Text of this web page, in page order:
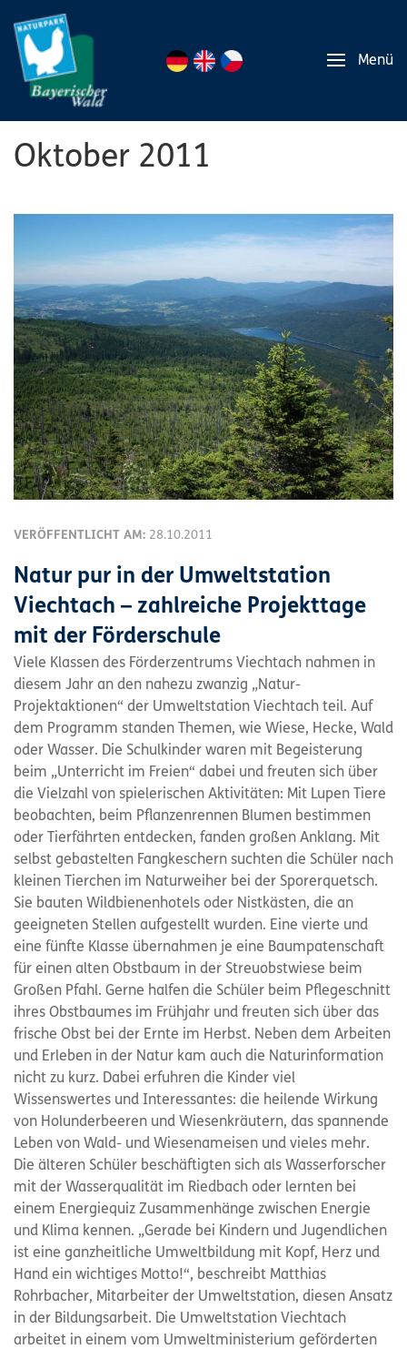
Menü
Oktober 2011
VERÖFFENTLICHT AM: 28.10.2011
Natur pur in der Umweltstation
Viechtach – zahlreiche Projekttage
mit der Förderschule
Viele Klassen des Förderzentrums Viechtach nahmen in
diesem Jahr an den nahezu zwanzig „Natur-
Projektaktionen“ der Umweltstation Viechtach teil. Auf
dem Programm standen Themen, wie Wiese, Hecke, Wald
oder Wasser. Die Schulkinder waren mit Begeisterung
beim „Unterricht im Freien“ dabei und freuten sich über
die Vielzahl von spielerischen Aktivitäten: Mit Lupen Tiere
beobachten, beim Pflanzenrennen Blumen bestimmen
oder Tierfährten entdecken, fanden großen Anklang. Mit
selbst gebastelten Fangkeschern suchten die Schüler nach
kleinen Tierchen im Naturweiher bei der Sporerquetsch.
Sie bauten Wildbienenhotels oder Nistkästen, die an
geeigneten Stellen aufgestellt wurden. Eine vierte und
eine fünfte Klasse übernahmen je eine Baumpatenschaft
für einen alten Obstbaum in der Streuobstwiese beim
Großen Pfahl. Gerne halfen die Schüler beim Pflegeschnitt
ihres Obstbaumes im Frühjahr und freuten sich über das
frische Obst bei der Ernte im Herbst. Neben dem Arbeiten
und Erleben in der Natur kam auch die Naturinformation
nicht zu kurz. Dabei erfuhren die Kinder viel
Wissenswertes und Interessantes: die heilende Wirkung
von Holunderbeeren und Wiesenkräutern, das spannende
Leben von Wald- und Wiesenameisen und vieles mehr.
Die älteren Schüler beschäftigten sich als Wasserforscher
mit der Wasserqualität im Riedbach oder lernten bei
einem Energiequiz Zusammenhänge zwischen Energie
und Klima kennen. „Gerade bei Kindern und Jugendlichen
ist eine ganzheitliche Umweltbildung mit Kopf, Herz und
Hand ein wichtiges Motto!“, beschreibt Matthias
Rohrbacher, Mitarbeiter der Umweltstation, diesen Ansatz
in der Bildungsarbeit. Die Umweltstation Viechtach
arbeitet in einem vom Umweltministerium geförderten